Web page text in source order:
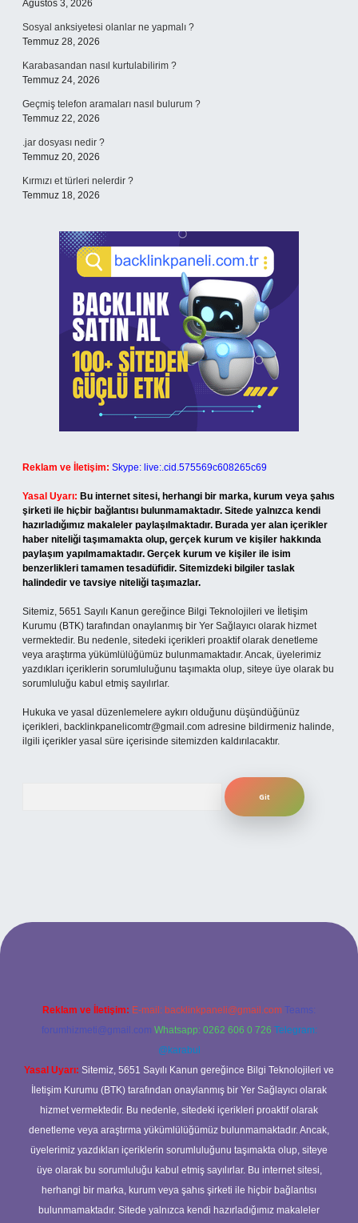
Ağustos 3, 2026
Sosyal anksiyetesi olanlar ne yapmalı ?
Temmuz 28, 2026
Karabasandan nasıl kurtulabilirim ?
Temmuz 24, 2026
Geçmiş telefon aramaları nasıl bulurum ?
Temmuz 22, 2026
.jar dosyası nedir ?
Temmuz 20, 2026
Kırmızı et türleri nelerdir ?
Temmuz 18, 2026
Reklam ve İletişim: Skype: live:.cid.575569c608265c69
Yasal Uyarı: Bu internet sitesi, herhangi bir marka, kurum veya şahıs
şirketi ile hiçbir bağlantısı bulunmamaktadır. Sitede yalnızca kendi
hazırladığımız makaleler paylaşılmaktadır. Burada yer alan içerikler
haber niteliği taşımamakta olup, gerçek kurum ve kişiler hakkında
paylaşım yapılmamaktadır. Gerçek kurum ve kişiler ile isim
benzerlikleri tamamen tesadüfidir. Sitemizdeki bilgiler taslak
halindedir ve tavsiye niteliği taşımazlar.
Sitemiz, 5651 Sayılı Kanun gereğince Bilgi Teknolojileri ve İletişim
Kurumu (BTK) tarafından onaylanmış bir Yer Sağlayıcı olarak hizmet
vermektedir. Bu nedenle, sitedeki içerikleri proaktif olarak denetleme
veya araştırma yükümlülüğümüz bulunmamaktadır. Ancak, üyelerimiz
yazdıkları içeriklerin sorumluluğunu taşımakta olup, siteye üye olarak bu
sorumluluğu kabul etmiş sayılırlar.
Hukuka ve yasal düzenlemelere aykırı olduğunu düşündüğünüz
içerikleri, backlinkpanelicomtr@gmail.com adresine bildirmeniz halinde,
ilgili içerikler yasal süre içerisinde sitemizden kaldırılacaktır.
Reklam ve İletişim: E-mail: backlinkpaneli@gmail.com Teams:
forumhizmeti@gmail.com Whatsapp: 0262 606 0 726 Telegram:
@karabul
Yasal Uyarı: Sitemiz, 5651 Sayılı Kanun gereğince Bilgi Teknolojileri ve
İletişim Kurumu (BTK) tarafından onaylanmış bir Yer Sağlayıcı olarak
hizmet vermektedir. Bu nedenle, sitedeki içerikleri proaktif olarak
denetleme veya araştırma yükümlülüğümüz bulunmamaktadır. Ancak,
üyelerimiz yazdıkları içeriklerin sorumluluğunu taşımakta olup, siteye
üye olarak bu sorumluluğu kabul etmiş sayılırlar. Bu internet sitesi,
herhangi bir marka, kurum veya şahıs şirketi ile hiçbir bağlantısı
bulunmamaktadır. Sitede yalnızca kendi hazırladığımız makaleler